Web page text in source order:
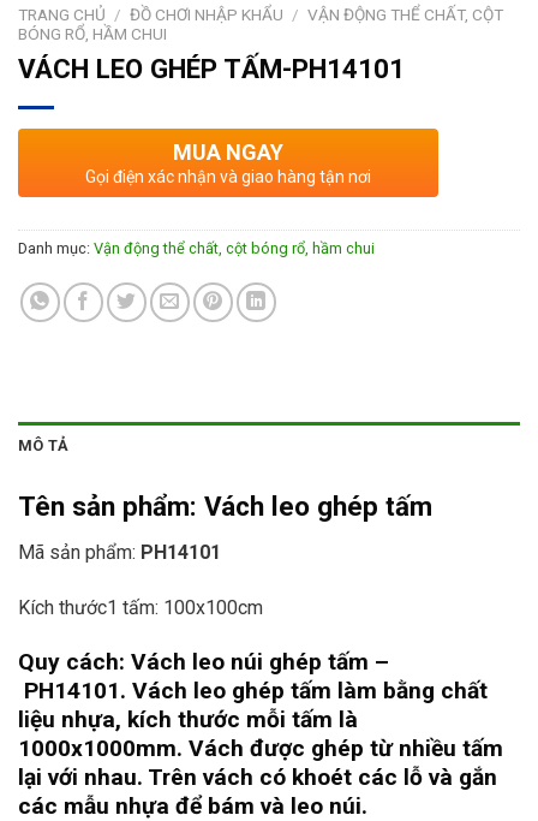
TRANG CHỦ / ĐỒ CHƠI NHẬP KHẨU / VẬN ĐỘNG THỂ CHẤT, CỘT
BÓNG RỔ, HẦM CHUI
VÁCH LEO GHÉP TẤM-PH14101
MUA NGAY
Gọi điện xác nhận và giao hàng tận nơi
Danh mục: Vận động thể chất, cột bóng rổ, hầm chui
MÔ TẢ
Tên sản phẩm: Vách leo ghép tấm
Mã sản phẩm: PH14101
Kích thước1 tấm: 100x100cm
Quy cách: Vách leo núi ghép tấm –
PH14101. Vách leo ghép tấm làm bằng chất
liệu nhựa, kích thước mỗi tấm là
1000x1000mm. Vách được ghép từ nhiều tấm
lại với nhau. Trên vách có khoét các lỗ và gắn
các mẫu nhựa để bám và leo núi.